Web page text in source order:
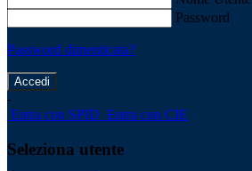
Password
Password dimenticata?
-
Entra con SPID Entra con CIE
Seleziona utente